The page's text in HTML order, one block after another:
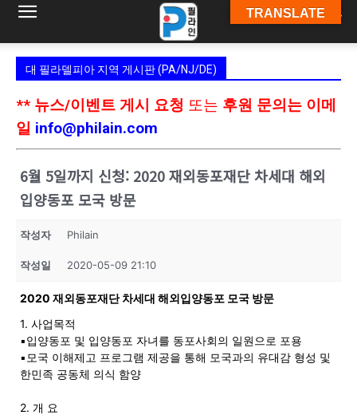
대 필라델피아 지역 게시판 (PA/NJ/DE)
** 뉴스/이벤트 게시 요청 또는 후원 문의는 이메
일 info@philain.com
6월 5일까지 신청: 2020 재외동포재단 차세대 해외
입양동포 모국 방문
작성자 Philain
작성일 2020-05-09 21:10
2020 재외동포재단 차세대 해외입양동포 모국 방문
1. 사업목적
▪입양동포 및 입양동포 자녀를 동포사회의 일원으로 포용
▪모국 이해제고 프로그램 제공을 통해 모국과의 유대감 형성 및
한민족 공동체 의식 함양
2. 개 요
TRANSLATE